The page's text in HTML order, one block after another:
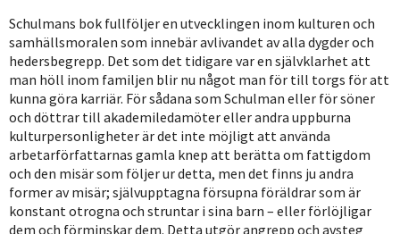
Schulmans bok fullföljer en utvecklingen inom kulturen och
samhällsmoralen som innebär avlivandet av alla dygder och
hedersbegrepp. Det som det tidigare var en självklarhet att
man höll inom familjen blir nu något man för till torgs för att
kunna göra karriär. För sådana som Schulman eller för söner
och döttrar till akademiledamöter eller andra uppburna
kulturpersonligheter är det inte möjligt att använda
arbetarförfattarnas gamla knep att berätta om fattigdom
och den misär som följer ur detta, men det finns ju andra
former av misär; självupptagna försupna föräldrar som är
konstant otrogna och struntar i sina barn – eller förlöjligar
dem och förminskar dem. Detta utgör angrepp och avsteg